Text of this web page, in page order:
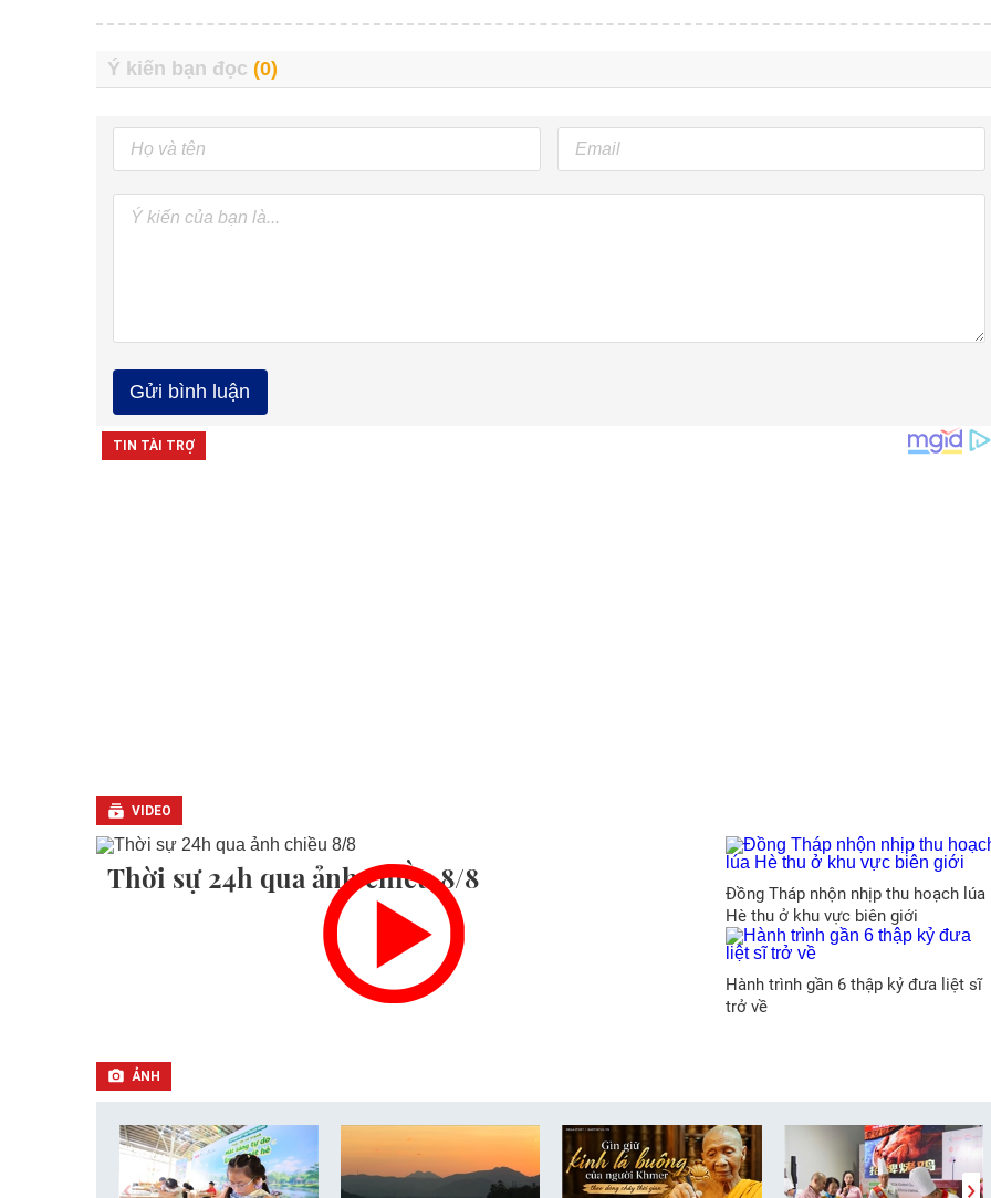
VIDEO
Thời sự 24h qua ảnh chiều 8/8
Đồng Tháp nhộn nhịp thu hoạch lúa
Hè thu ở khu vực biên giới
Hành trình gần 6 thập kỷ đưa liệt sĩ
trở về
ẢNH